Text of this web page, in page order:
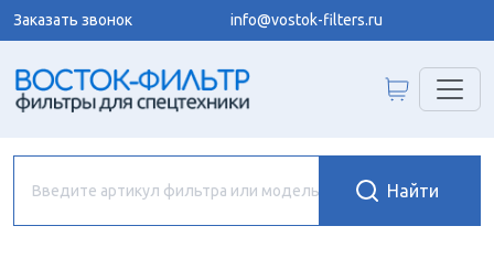
Заказать звонок info@vostok-filters.ru